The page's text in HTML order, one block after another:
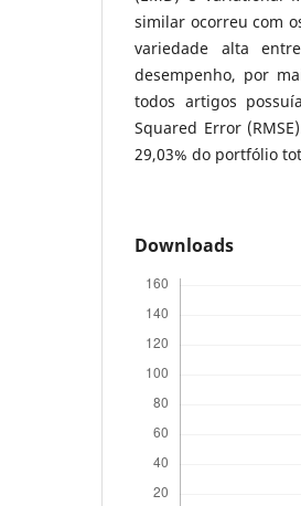
similar ocorreu com
variedade alta
desempenho, por
todos artigos
Squared Error
29,03% do portfólio
Downloads